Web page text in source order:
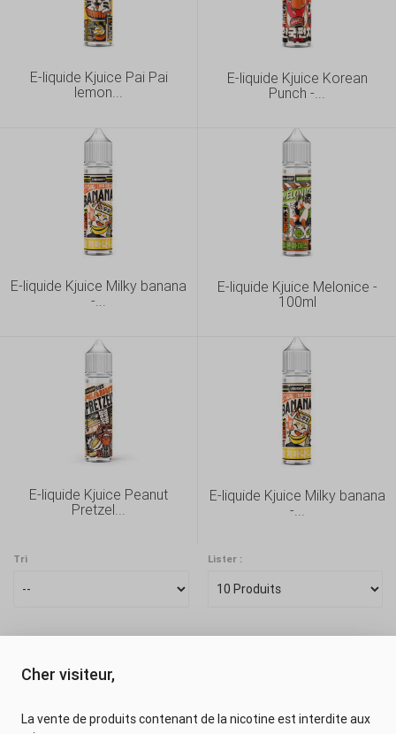
E-liquide Kjuice Pai Pai
lemon...
E-liquide Kjuice Korean
Punch -...
E-liquide Kjuice Milky banana
-...
E-liquide Kjuice Melonice -
100ml
E-liquide Kjuice Peanut
Pretzel...
E-liquide Kjuice Milky banana
-...
Tri Lister :
Cher visiteur,
La vente de produits contenant de la nicotine est interdite aux